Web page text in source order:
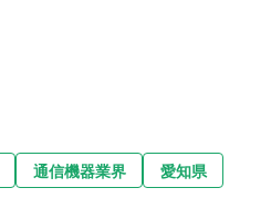
通信機器業界 愛知県